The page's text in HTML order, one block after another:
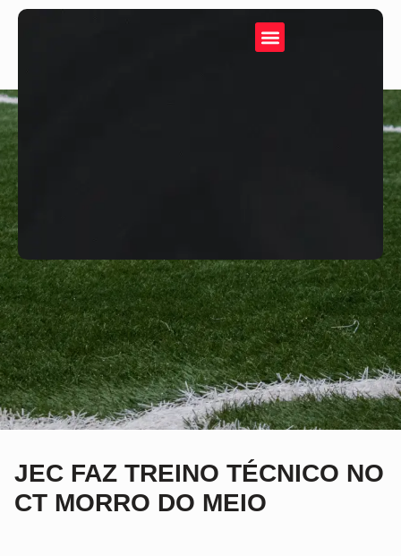
JEC FAZ TREINO TÉCNICO NO
CT MORRO DO MEIO